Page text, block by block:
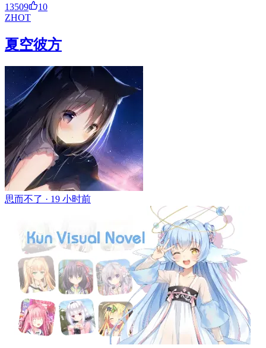
13509
10
ZHOT
夏空彼方
思而不了 · 19 小时前